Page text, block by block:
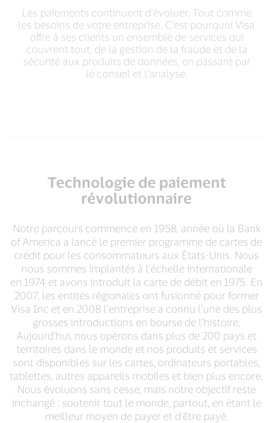
Les paiements continuent d’évoluer. Tout comme
les besoins de votre entreprise. C’est pourquoi Visa
offre à ses clients un ensemble de services qui
couvrent tout, de la gestion de la fraude et de la
sécurité aux produits de données, en passant par
le conseil et l’analyse.
Technologie de paiement
révolutionnaire
Notre parcours commence en 1958, année où la Bank
of America a lancé le premier programme de cartes de
crédit pour les consommateurs aux États-Unis. Nous
nous sommes implantés à l’échelle internationale
en 1974 et avons introduit la carte de débit en 1975. En
2007, les entités régionales ont fusionné pour former
Visa Inc et en 2008 l’entreprise a connu l’une des plus
grosses introductions en bourse de l’histoire.
Aujourd’hui, nous opérons dans plus de 200 pays et
territoires dans le monde et nos produits et services
sont disponibles sur les cartes, ordinateurs portables,
tablettes, autres appareils mobiles et bien plus encore.
Nous évoluons sans cesse, mais notre objectif reste
inchangé : soutenir tout le monde, partout, en étant le
meilleur moyen de payer et d’être payé.